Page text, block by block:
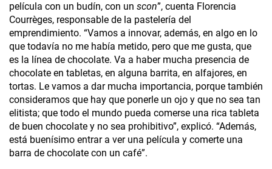
película con un budín, con un scon”, cuenta Florencia
Courrèges, responsable de la pastelería del
emprendimiento. “Vamos a innovar, además, en algo en lo
que todavía no me había metido, pero que me gusta, que
es la línea de chocolate. Va a haber mucha presencia de
chocolate en tabletas, en alguna barrita, en alfajores, en
tortas. Le vamos a dar mucha importancia, porque también
consideramos que hay que ponerle un ojo y que no sea tan
elitista; que todo el mundo pueda comerse una rica tableta
de buen chocolate y no sea prohibitivo”, explicó. “Además,
está buenísimo entrar a ver una película y comerte una
barra de chocolate con un café”.